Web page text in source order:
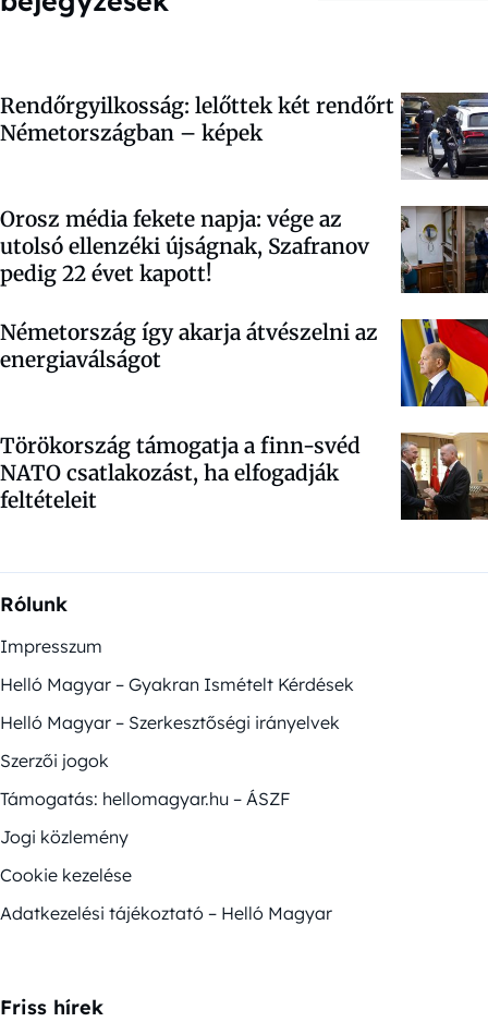
Rendőrgyilkosság: lelőttek két rendőrt
Németországban – képek
Orosz média fekete napja: vége az
utolsó ellenzéki újságnak, Szafranov
pedig 22 évet kapott!
Németország így akarja átvészelni az
energiaválságot
Törökország támogatja a finn-svéd
NATO csatlakozást, ha elfogadják
feltételeit
Rólunk
Impresszum
Helló Magyar – Gyakran Ismételt Kérdések
Helló Magyar – Szerkesztőségi irányelvek
Szerzői jogok
Támogatás: hellomagyar.hu – ÁSZF
Jogi közlemény
Cookie kezelése
Adatkezelési tájékoztató – Helló Magyar
Friss hírek